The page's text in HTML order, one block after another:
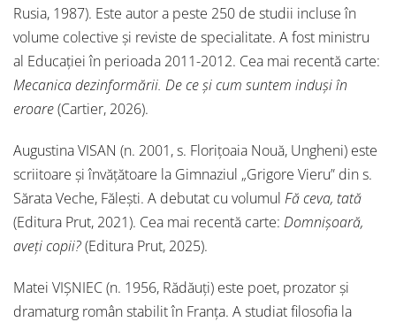
Rusia, 1987). Este autor a peste 250 de studii incluse în
volume colective și reviste de specialitate. A fost ministru
al Educației în perioada 2011-2012. Cea mai recentă carte:
Mecanica dezinformării. De ce și cum suntem induși în
eroare(Cartier, 2026).
Augustina VISAN (n. 2001, s. Florițoaia Nouă, Ungheni) este
scriitoare și învățătoare la Gimnaziul „Grigore Vieru” din s.
Sărata Veche, Fălești. A debutat cu volumul Fă ceva, tată
(Editura Prut, 2021). Cea mai recentă carte: Domnișoară,
aveți copii?(Editura Prut, 2025).
Matei VIȘNIEC (n. 1956, Rădăuți) este poet, prozator și
dramaturg român stabilit în Franța. A studiat filosofia la